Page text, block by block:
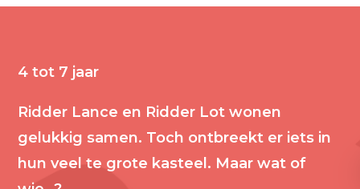
4 tot 7 jaar
Ridder Lance en Ridder Lot wonen
gelukkig samen. Toch ontbreekt er iets in
hun veel te grote kasteel. Maar wat of